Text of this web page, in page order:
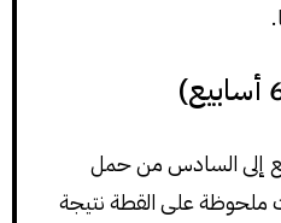
إلى السادس من حمل
ملحوظة على القطة نتيجة